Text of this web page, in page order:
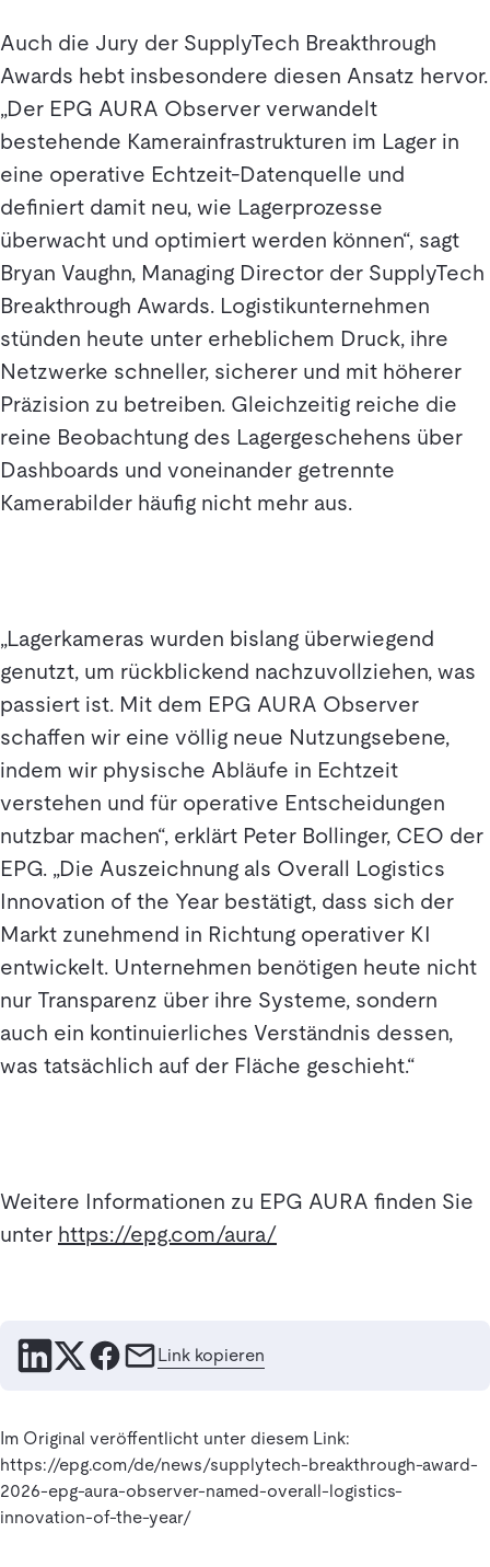
Auch die Jury der SupplyTech Breakthrough
Awards hebt insbesondere diesen Ansatz hervor.
„Der EPG AURA Observer verwandelt
bestehende Kamerainfrastrukturen im Lager in
eine operative Echtzeit-Datenquelle und
definiert damit neu, wie Lagerprozesse
überwacht und optimiert werden können“, sagt
Bryan Vaughn, Managing Director der SupplyTech
Breakthrough Awards. Logistikunternehmen
stünden heute unter erheblichem Druck, ihre
Netzwerke schneller, sicherer und mit höherer
Präzision zu betreiben. Gleichzeitig reiche die
reine Beobachtung des Lagergeschehens über
Dashboards und voneinander getrennte
Kamerabilder häufig nicht mehr aus.
„Lagerkameras wurden bislang überwiegend
genutzt, um rückblickend nachzuvollziehen, was
passiert ist. Mit dem EPG AURA Observer
schaffen wir eine völlig neue Nutzungsebene,
indem wir physische Abläufe in Echtzeit
verstehen und für operative Entscheidungen
nutzbar machen“, erklärt Peter Bollinger, CEO der
EPG. „Die Auszeichnung als Overall Logistics
Innovation of the Year bestätigt, dass sich der
Markt zunehmend in Richtung operativer KI
entwickelt. Unternehmen benötigen heute nicht
nur Transparenz über ihre Systeme, sondern
auch ein kontinuierliches Verständnis dessen,
was tatsächlich auf der Fläche geschieht.“
Weitere Informationen zu EPG AURA finden Sie
unter https://epg.com/aura/
Link kopieren
Im Original veröffentlicht unter diesem Link:
https://epg.com/de/news/supplytech-breakthrough-award-
2026-epg-aura-observer-named-overall-logistics-
innovation-of-the-year/